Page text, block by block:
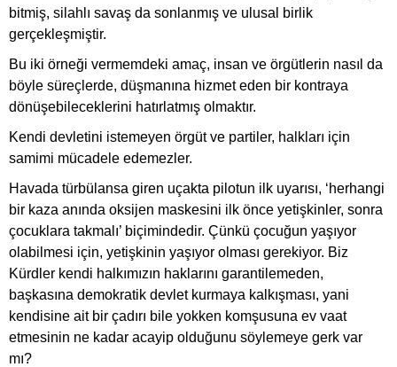
bitmiş, silahlı savaş da sonlanmış ve ulusal birlik
gerçekleşmiştir.
Bu iki örneği vermemdeki amaç, insan ve örgütlerin nasıl da
böyle süreçlerde, düşmanına hizmet eden bir kontraya
dönüşebileceklerini hatırlatmış olmaktır.
Kendi devletini istemeyen örgüt ve partiler, halkları için
samimi mücadele edemezler.
Havada türbülansa giren uçakta pilotun ilk uyarısı, ‘herhangi
bir kaza anında oksijen maskesini ilk önce yetişkinler, sonra
çocuklara takmalı’ biçimindedir. Çünkü çocuğun yaşıyor
olabilmesi için, yetişkinin yaşıyor olması gerekiyor. Biz
Kürdler kendi halkımızın haklarını garantilemeden,
başkasına demokratik devlet kurmaya kalkışması, yani
kendisine ait bir çadırı bile yokken komşusuna ev vaat
etmesinin ne kadar acayip olduğunu söylemeye gerk var
mı?